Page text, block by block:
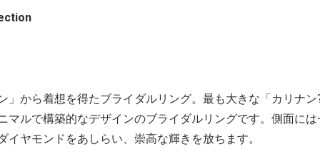
」から着想を得たブライダルリング。最も大きな「カリナ
マルで構築的なデザインのブライダルリングです。側面に
イヤモンドをあしらい、崇高な輝きを放ちます。